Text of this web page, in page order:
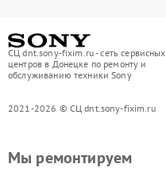
СЦ dnt.sony-fixim.ru - сеть сервисных
центров в Донецке по ремонту и
обслуживанию техники Sony
2021-2026 © СЦ dnt.sony-fixim.ru
Мы ремонтируем